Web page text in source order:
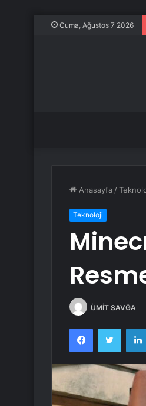
Cuma, Ağustos 7 2026
Anasayfa /
Teknoloji
ÜMİT SAVĞA
FacebookTwitter